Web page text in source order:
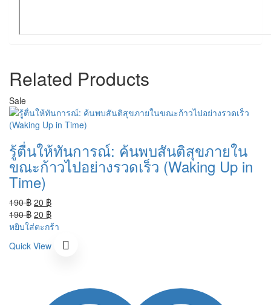
Related Products
Sale
รู้ตื่นให้ทันการณ์: ค้นพบสันติสุขภายใน
ขณะก้าวไปอย่างรวดเร็ว (Waking Up in
Time)
190฿ Original
price
was:
20 ฿Current
price
is:
20 ฿.
190฿ Original
price
190 ฿.
20 ฿Current
price
20 ฿.
หยิบใส่ตะกร้า
Quick View